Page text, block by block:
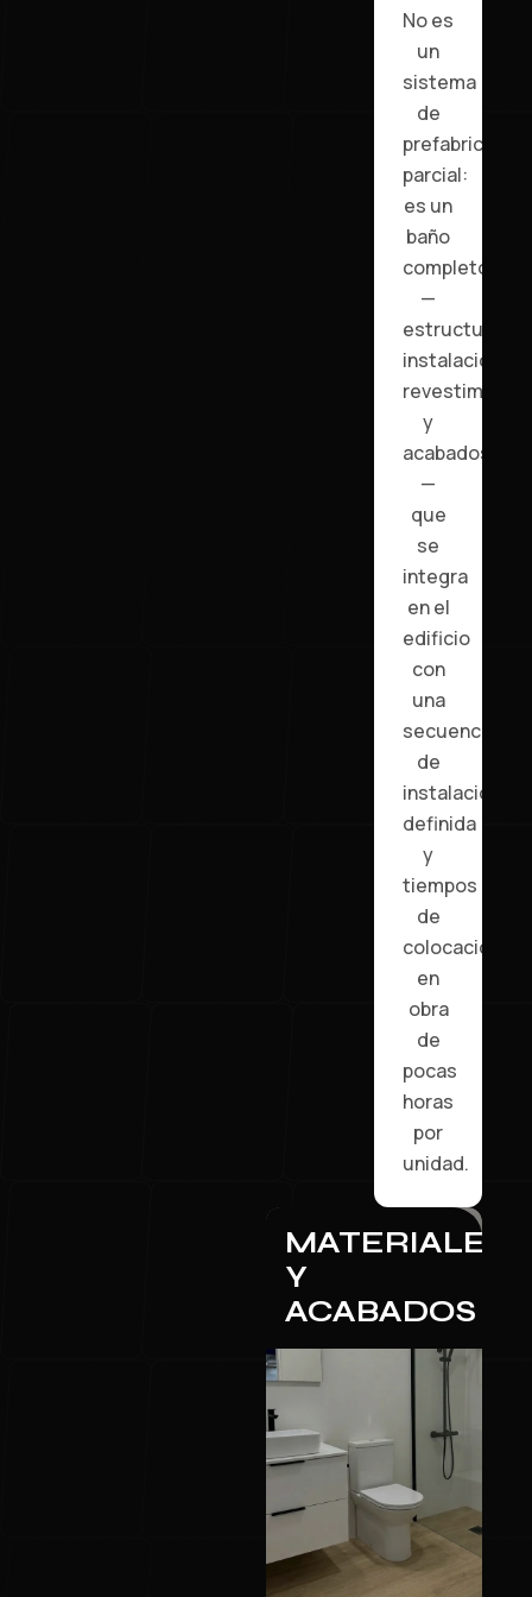
No es
un
sistema
de
prefabricado
parcial:
es un
baño
completo
—
estructura,
instalaciones,
y
acabados
—
que
se
integra
en el
edificio
con
una
secuencia
de
instalación
definida
y
tiempos
de
colocación
en
obra
de
pocas
horas
por
unidad.
MATERIALES
Y
ACABADOS